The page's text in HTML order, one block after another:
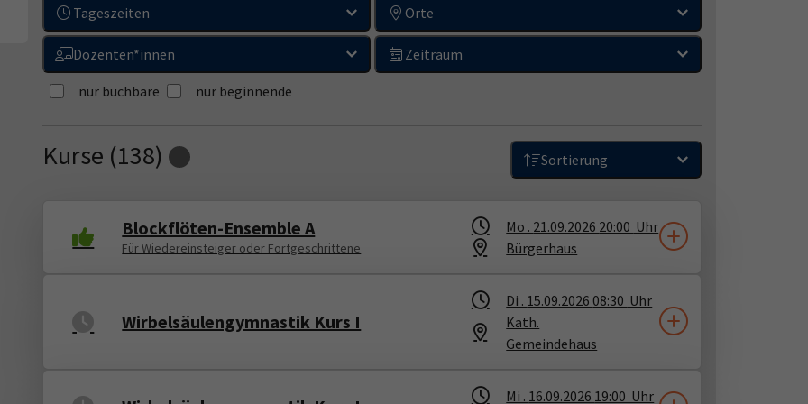
Tageszeiten Orte
Dozenten*innen Zeitraum
nur buchbare nur beginnende
Kurse (138)Loading... Sortierung
Blockflöten-Ensemble A
Für Wiedereinsteiger oder Fortgeschrittene
Mo . 21.09.2026 20:00 Uhr
Bürgerhaus
Wirbelsäulengymnastik Kurs I
Di . 15.09.2026 08:30 Uhr
Kath.
Gemeindehaus
Mi . 16.09.2026 19:00 Uhr